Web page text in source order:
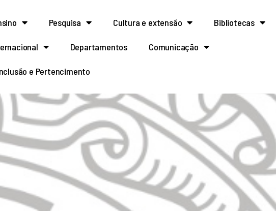
Pesquisa Cultura e extensão Bibliotecas
Departamentos Comunicação
e Pertencimento